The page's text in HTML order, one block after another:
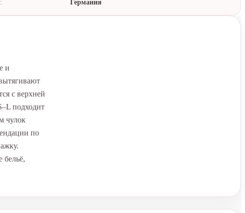
Германия
и
с верхней
подходит
чулок
по
бельё,